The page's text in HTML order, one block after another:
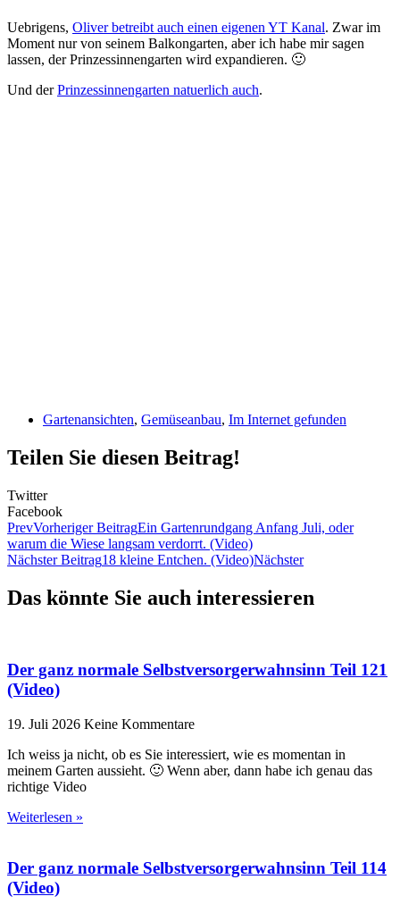
Uebrigens, Oliver betreibt auch einen eigenen YT Kanal. Zwar im
Moment nur von seinem Balkongarten, aber ich habe mir sagen
lassen, der Prinzessinnengarten wird expandieren. 🙂
Und derPrinzessinnengarten natuerlich auch.
Gartenansichten, Gemüseanbau, Im Internet gefunden
Teilen Sie diesen Beitrag!
Twitter
Facebook
PrevVorheriger BeitragEin Gartenrundgang Anfang Juli, oder
warum die Wiese langsam verdorrt. (Video)
Nächster Beitrag18 kleine Entchen. (Video)Nächster
Das könnte Sie auch interessieren
Der ganz normale Selbstversorgerwahnsinn Teil 121
(Video)
19. Juli 2026 Keine Kommentare
Ich weiss ja nicht, ob es Sie interessiert, wie es momentan in
meinem Garten aussieht. 🙂 Wenn aber, dann habe ich genau das
richtige Video
Weiterlesen »
Der ganz normale Selbstversorgerwahnsinn Teil 114
(Video)